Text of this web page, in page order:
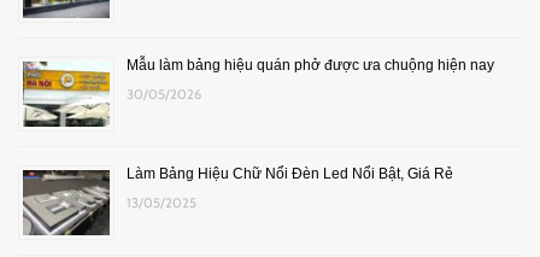
Mẫu làm bảng hiệu quán phở được ưa chuộng hiện nay
30/05/2026
Làm Bảng Hiệu Chữ Nổi Đèn Led Nổi Bật, Giá Rẻ
13/05/2025